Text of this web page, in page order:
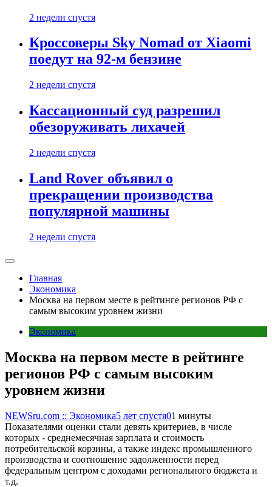
2 недели спустя
Кроссоверы Sky Nomad от Xiaomi
поедут на 92-м бензине
2 недели спустя
Кассационный суд разрешил
обезоруживать лихачей
2 недели спустя
Land Rover объявил о
прекращении производства
популярной машины
2 недели спустя
Главная
Экономика
Москва на первом месте в рейтинге регионов РФ с
самым высоким уровнем жизни
Экономика
Москва на первом месте в рейтинге
регионов РФ с самым высоким
уровнем жизни
NEWSru.com :: Экономика5 лет спустя01 минуты
Показателями оценки стали девять критериев, в числе
которых - среднемесячная зарплата и стоимость
потребительской корзины, а также индекс промышленного
производства и соотношение задолженности перед
федеральным центром с доходами регионального бюджета и
т.д.